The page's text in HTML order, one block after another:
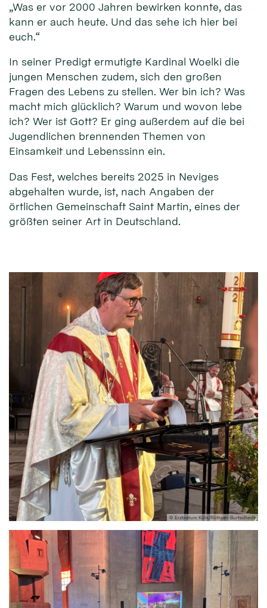
„Was er vor 2000 Jahren bewirken konnte, das
kann er auch heute. Und das sehe ich hier bei
euch.“
In seiner Predigt ermutigte Kardinal Woelki die
jungen Menschen zudem, sich den großen
Fragen des Lebens zu stellen. Wer bin ich? Was
macht mich glücklich? Warum und wovon lebe
ich? Wer ist Gott? Er ging außerdem auf die bei
Jugendlichen brennenden Themen von
Einsamkeit und Lebenssinn ein.
Das Fest, welches bereits 2025 in Neviges
abgehalten wurde, ist, nach Angaben der
örtlichen Gemeinschaft Saint Martin, eines der
größten seiner Art in Deutschland.
© Erzbistum Köln/Röttgen-Burtscheidt